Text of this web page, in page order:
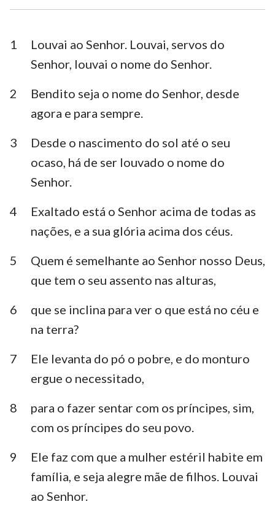
Esdras Neemias
Ester Jó
Salmos Provérbios
Eclesiastes Cânticos
Isaías
Lamentações Ezequiel
Daniel
Obadias Jonas
Miquéias Naum
Habacuque Sofonias
Ageu Zacarias
Malaquias
10
16
1
Louvai ao Senhor. Louvai, servos do
Senhor, louvai o nome do Senhor.
2
Bendito seja o nome do Senhor, desde
agora e para sempre.
3
Desde o nascimento do sol até o seu
ocaso, há de ser louvado o nome do
Senhor.
4
Exaltado está o Senhor acima de todas as
nações, e a sua glória acima dos céus.
5
Quem é semelhante ao Senhor nosso Deus,
que tem o seu assento nas alturas,
6
que se inclina para ver o que está no céu e
na terra?
7
Ele levanta do pó o pobre, e do monturo
ergue o necessitado,
8
para o fazer sentar com os príncipes, sim,
com os príncipes do seu povo.
9
Ele faz com que a mulher estéril habite em
família, e seja alegre mãe de filhos. Louvai
ao Senhor.